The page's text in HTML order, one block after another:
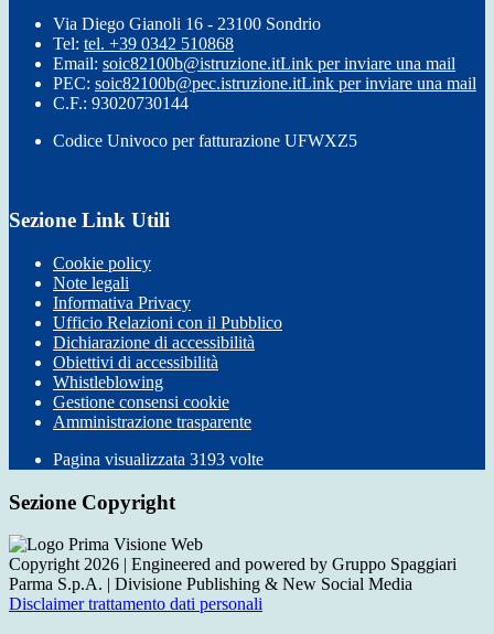
Via Diego Gianoli 16 - 23100 Sondrio
Tel: tel. +39 0342 510868
Email: soic82100b@istruzione.itLink per inviare una mail
PEC: soic82100b@pec.istruzione.itLink per inviare una mail
C.F.: 93020730144
Codice Univoco per fatturazione UFWXZ5
Sezione Link Utili
Cookie policy
Note legali
Informativa Privacy
Ufficio Relazioni con il Pubblico
Dichiarazione di accessibilità
Obiettivi di accessibilità
Whistleblowing
Gestione consensi cookie
Amministrazione trasparente
Pagina visualizzata 3193 volte
Sezione Copyright
Copyright 2026 | Engineered and powered by Gruppo Spaggiari
Parma S.p.A. | Divisione Publishing & New Social Media
Disclaimer trattamento dati personali